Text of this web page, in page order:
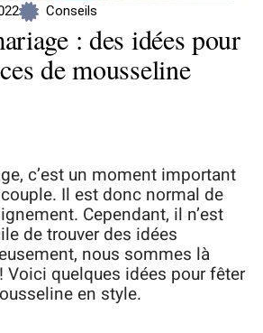
Conseils
: des idées pour
de mousseline
c’est un moment important
Il est donc normal de
Cependant, il n’est
de trouver des idées
nous sommes là
Voici quelques idées pour fêter
en style.